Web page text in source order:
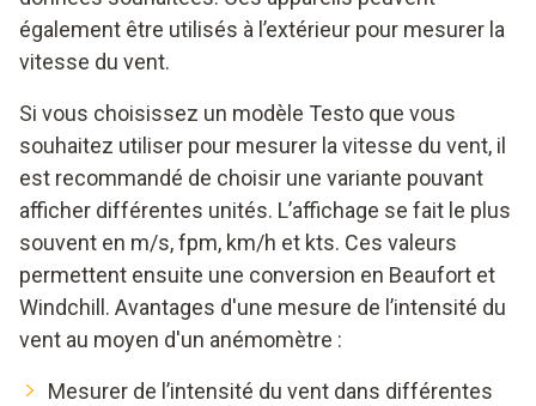
également être utilisés à l’extérieur pour mesurer la
vitesse du vent.
Si vous choisissez un modèle Testo que vous
souhaitez utiliser pour mesurer la vitesse du vent, il
est recommandé de choisir une variante pouvant
afficher différentes unités. L’affichage se fait le plus
souvent en m/s, fpm, km/h et kts. Ces valeurs
permettent ensuite une conversion en Beaufort et
Windchill. Avantages d'une mesure de l’intensité du
vent au moyen d'un anémomètre :
Mesurer de l’intensité du vent dans différentes